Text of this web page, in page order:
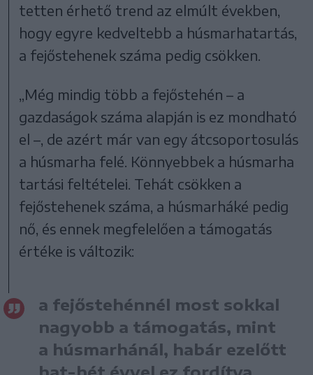
tetten érhető trend az elmúlt években,
hogy egyre kedveltebb a húsmarhatartás,
a fejőstehenek száma pedig csökken.
„Még mindig több a fejőstehén – a
gazdaságok száma alapján is ez mondható
el –, de azért már van egy átcsoportosulás
a húsmarha felé. Könnyebbek a húsmarha
tartási feltételei. Tehát csökken a
fejőstehenek száma, a húsmarháké pedig
nő, és ennek megfelelően a támogatás
értéke is változik:
a fejőstehénnél most sokkal
nagyobb a támogatás, mint
a húsmarhánál, habár ezelőtt